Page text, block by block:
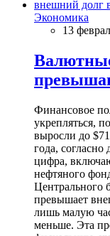
Экономика
13
Финансовое
укрепляться,
выросли до
года,
цифра,
нефтяного
Центрального
превышает
лишь малую
меньше. Эта